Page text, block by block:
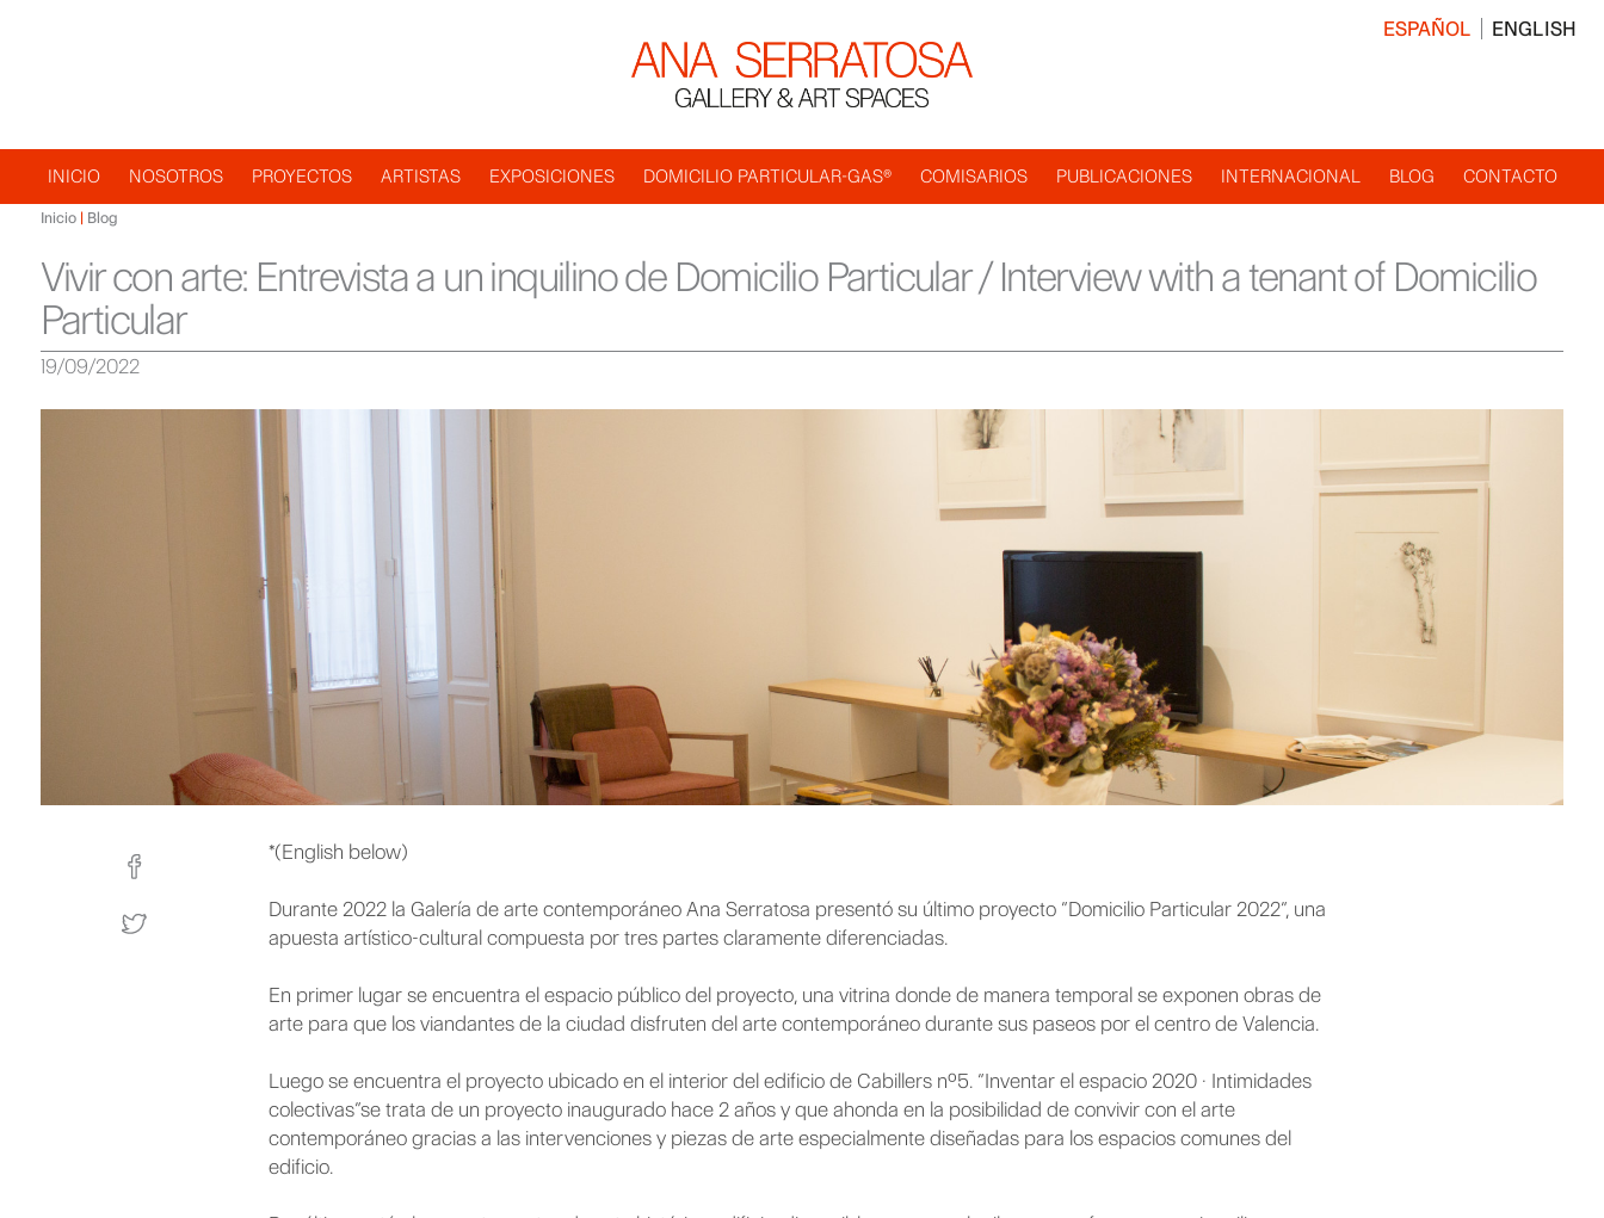
ESPAÑOL ENGLISH
Navegación
principal
INICIO NOSOTROS PROYECTOS ARTISTAS EXPOSICIONES DOMICILIO PARTICULAR-GAS® COMISARIOS PUBLICACIONES INTERNACIONAL BLOG CONTACTO
Inicio Blog
Vivir con arte: Entrevista a un inquilino de Domicilio Particular / Interview with a tenant of Domicilio
Particular
19/09/2022
*(English below)
Durante 2022 la Galería de arte contemporáneo Ana Serratosa presentó su último proyecto “Domicilio Particular 2022”, una
apuesta artístico-cultural compuesta por tres partes claramente diferenciadas.
En primer lugar se encuentra el espacio público del proyecto, una vitrina donde de manera temporal se exponen obras de
arte para que los viandantes de la ciudad disfruten del arte contemporáneo durante sus paseos por el centro de Valencia.
Luego se encuentra el proyecto ubicado en el interior del edificio de Cabillers nº5. “Inventar el espacio 2020 · Intimidades
colectivas”se trata de un proyecto inaugurado hace 2 años y que ahonda en la posibilidad de convivir con el arte
contemporáneo gracias a las intervenciones y piezas de arte especialmente diseñadas para los espacios comunes del
edificio.